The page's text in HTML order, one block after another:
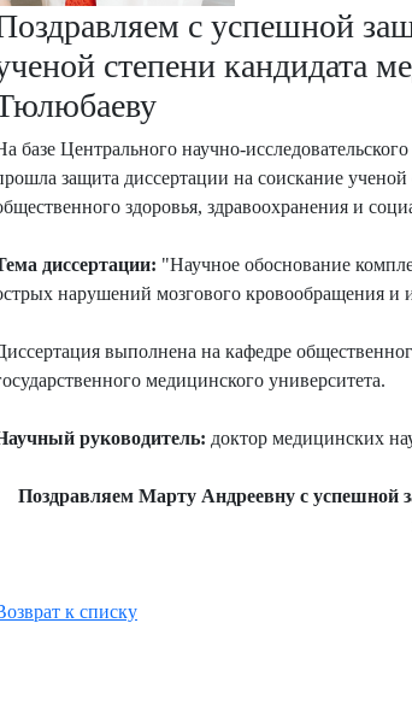
с успешной
степени кандидата
базе Центрального научно-
защита диссертации на соискание
здоровья, здравоохранения и
диссертации: "Научное обоснование
нарушений мозгового кровообращения и
выполнена на кафедре
медицинского университета.
руководитель: доктор медицинских
Поздравляем Марту Андреевну с успешной
к списку